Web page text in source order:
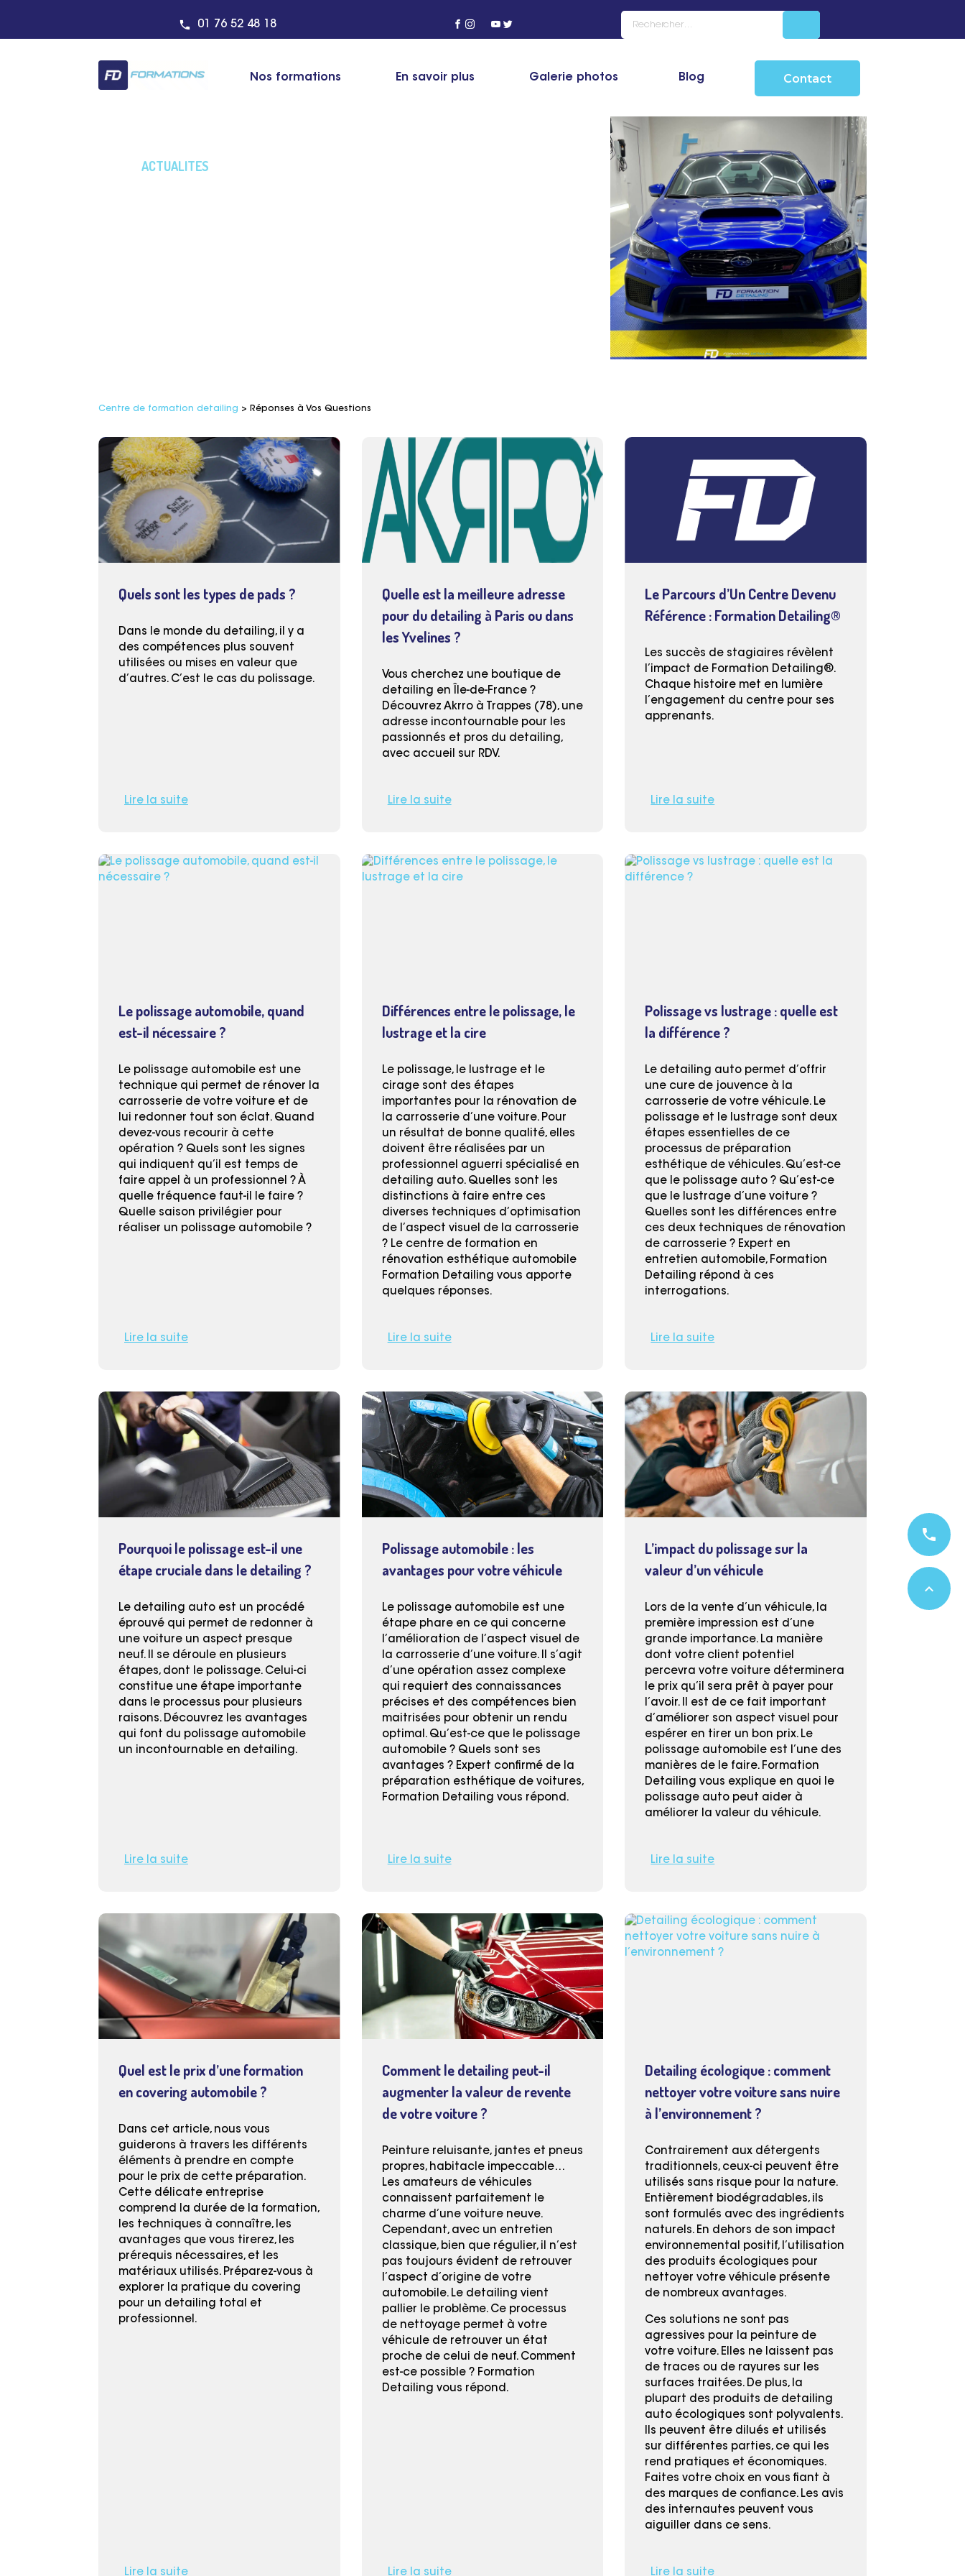
01 76 52 48 18
Nos formations En savoir plus Galerie photos Blog Contact
ACTUALITES
Centre de formation detailing > Réponses à Vos Questions
Quels sont les types de pads ?
Dans le monde du detailing, il y a
des compétences plus souvent
utilisées ou mises en valeur que
d’autres. C’est le cas du polissage.
Lire la suite
Quelle est la meilleure adresse
pour du detailing à Paris ou dans
les Yvelines ?
Vous cherchez une boutique de
detailing en Île-de-France ?
Découvrez Akrro à Trappes (78), une
adresse incontournable pour les
passionnés et pros du detailing,
avec accueil sur RDV.
Lire la suite
Le Parcours d’Un Centre Devenu
Référence : Formation Detailing®
Les succès de stagiaires révèlent
l’impact de Formation Detailing®.
Chaque histoire met en lumière
l’engagement du centre pour ses
apprenants.
Lire la suite
Le polissage automobile, quand
est-il nécessaire ?
Le polissage automobile est une
technique qui permet de rénover la
carrosserie de votre voiture et de
lui redonner tout son éclat. Quand
devez-vous recourir à cette
opération ? Quels sont les signes
qui indiquent qu’il est temps de
faire appel à un professionnel ? À
quelle fréquence faut-il le faire ?
Quelle saison privilégier pour
réaliser un polissage automobile ?
Lire la suite
Différences entre le polissage, le
lustrage et la cire
Le polissage, le lustrage et le
cirage sont des étapes
importantes pour la rénovation de
la carrosserie d’une voiture. Pour
un résultat de bonne qualité, elles
doivent être réalisées par un
professionnel aguerri spécialisé en
detailing auto. Quelles sont les
distinctions à faire entre ces
diverses techniques d’optimisation
de l’aspect visuel de la carrosserie
? Le centre de formation en
rénovation esthétique automobile
Formation Detailing vous apporte
quelques réponses.
Lire la suite
Polissage vs lustrage : quelle est
la différence ?
Le detailing auto permet d’offrir
une cure de jouvence à la
carrosserie de votre véhicule. Le
polissage et le lustrage sont deux
étapes essentielles de ce
processus de préparation
esthétique de véhicules. Qu’est-ce
que le polissage auto ? Qu’est-ce
que le lustrage d’une voiture ?
Quelles sont les différences entre
ces deux techniques de rénovation
de carrosserie ? Expert en
entretien automobile, Formation
Detailing répond à ces
interrogations.
Lire la suite
Pourquoi le polissage est-il une
étape cruciale dans le detailing ?
Le detailing auto est un procédé
éprouvé qui permet de redonner à
une voiture un aspect presque
neuf. Il se déroule en plusieurs
étapes, dont le polissage. Celui-ci
constitue une étape importante
dans le processus pour plusieurs
raisons. Découvrez les avantages
qui font du polissage automobile
un incontournable en detailing.
Lire la suite
Polissage automobile : les
avantages pour votre véhicule
Le polissage automobile est une
étape phare en ce qui concerne
l’amélioration de l’aspect visuel de
la carrosserie d’une voiture. Il s’agit
d’une opération assez complexe
qui requiert des connaissances
précises et des compétences bien
maitrisées pour obtenir un rendu
optimal. Qu’est-ce que le polissage
automobile ? Quels sont ses
avantages ? Expert confirmé de la
préparation esthétique de voitures,
Formation Detailing vous répond.
Lire la suite
L’impact du polissage sur la
valeur d’un véhicule
Lors de la vente d’un véhicule, la
première impression est d’une
grande importance. La manière
dont votre client potentiel
percevra votre voiture déterminera
le prix qu’il sera prêt à payer pour
l’avoir. Il est de ce fait important
d’améliorer son aspect visuel pour
espérer en tirer un bon prix. Le
polissage automobile est l’une des
manières de le faire. Formation
Detailing vous explique en quoi le
polissage auto peut aider à
améliorer la valeur du véhicule.
Lire la suite
Quel est le prix d’une formation
en covering automobile ?
Dans cet article, nous vous
guiderons à travers les différents
éléments à prendre en compte
pour le prix de cette préparation.
Cette délicate entreprise
comprend la durée de la formation,
les techniques à connaître, les
avantages que vous tirerez, les
prérequis nécessaires, et les
matériaux utilisés. Préparez-vous à
explorer la pratique du covering
pour un detailing total et
professionnel.
Lire la suite
Comment le detailing peut-il
augmenter la valeur de revente
de votre voiture ?
Peinture reluisante, jantes et pneus
propres, habitacle impeccable…
Les amateurs de véhicules
connaissent parfaitement le
charme d’une voiture neuve.
Cependant, avec un entretien
classique, bien que régulier, il n’est
pas toujours évident de retrouver
l’aspect d’origine de votre
automobile. Le detailing vient
pallier le problème. Ce processus
de nettoyage permet à votre
véhicule de retrouver un état
proche de celui de neuf. Comment
est-ce possible ? Formation
Detailing vous répond.
Lire la suite
Detailing écologique : comment
nettoyer votre voiture sans nuire
à l’environnement ?
Contrairement aux détergents
traditionnels, ceux-ci peuvent être
utilisés sans risque pour la nature.
Entièrement biodégradables, ils
sont formulés avec des ingrédients
naturels. En dehors de son impact
environnemental positif, l’utilisation
des produits écologiques pour
nettoyer votre véhicule présente
de nombreux avantages.
Ces solutions ne sont pas
agressives pour la peinture de
votre voiture. Elles ne laissent pas
de traces ou de rayures sur les
surfaces traitées. De plus, la
plupart des produits de detailing
auto écologiques sont polyvalents.
Ils peuvent être dilués et utilisés
sur différentes parties, ce qui les
rend pratiques et économiques.
Faites votre choix en vous fiant à
des marques de confiance. Les avis
des internautes peuvent vous
aiguiller dans ce sens.
Lire la suite
phone
expand_less